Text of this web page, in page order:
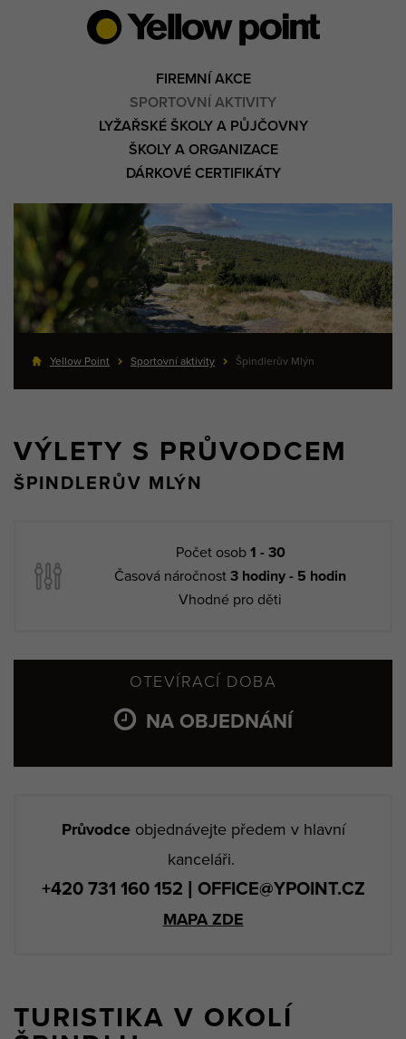
FIREMNÍ AKCE
SPORTOVNÍ AKTIVITY
LYŽAŘSKÉ ŠKOLY A PŮJČOVNY
ŠKOLY A ORGANIZACE
DÁRKOVÉ CERTIFIKÁTY
Yellow Point Sportovní aktivity Špindlerův Mlýn
VÝLETY S PRŮVODCEM
ŠPINDLERŮV MLÝN
Počet osob 1 - 30
Časová náročnost 3 hodiny - 5 hodin
Vhodné pro děti
OTEVÍRACÍ DOBA
NA OBJEDNÁNÍ
Průvodceobjednávejte předem v hlavní
kanceláři.
+420 731 160 152 | OFFICE@YPOINT.CZ
MAPA ZDE
TURISTIKA V OKOLÍ